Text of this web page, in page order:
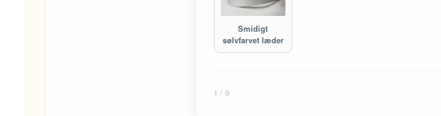
Smidigt
sølvfarvet læder
1 / 9